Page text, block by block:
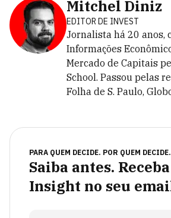
Mitchel Diniz
EDITOR DE INVEST
Jornalista há 20 anos,
Informações
Mercado de Capitais
School. Passou pelas
Folha de S. Paulo,
PARA QUEM DECIDE. POR QUEM DECIDE.
Saiba antes.
Insight no seu